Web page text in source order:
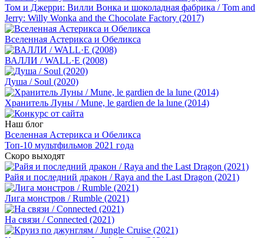
Том и Джерри: Вилли Вонка и шоколадная фабрика / Tom and
Jerry: Willy Wonka and the Chocolate Factory (2017)
Вселенная Астерикса и Обеликса
ВАЛЛИ / WALL·E (2008)
Душа / Soul (2020)
Хранитель Луны / Mune, le gardien de la lune (2014)
Наш блог
Вселенная Астерикса и Обеликса
Топ-10 мультфильмов 2021 года
Скоро выходят
Райя и последний дракон / Raya and the Last Dragon (2021)
Лига монстров / Rumble (2021)
На связи / Connected (2021)